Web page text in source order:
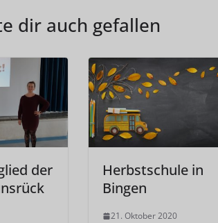
dir auch gefallen
der
Herbstschule in
Bingen
21. Oktober 2020